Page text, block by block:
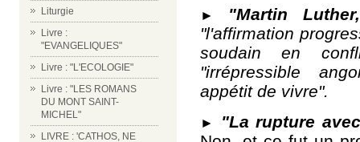
Liturgie
Livre :
"EVANGELIQUES"
Livre : "L'ECOLOGIE"
Livre : "LES ROMANS
DU MONT SAINT-
MICHEL"
LIVRE : 'CATHOS, NE
►
"Martin
"l'affirmation
soudain en
"irrépressible
appétit de vivre".
►
"La rupture